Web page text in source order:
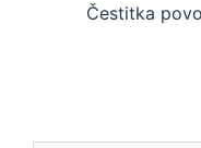
Čestitka